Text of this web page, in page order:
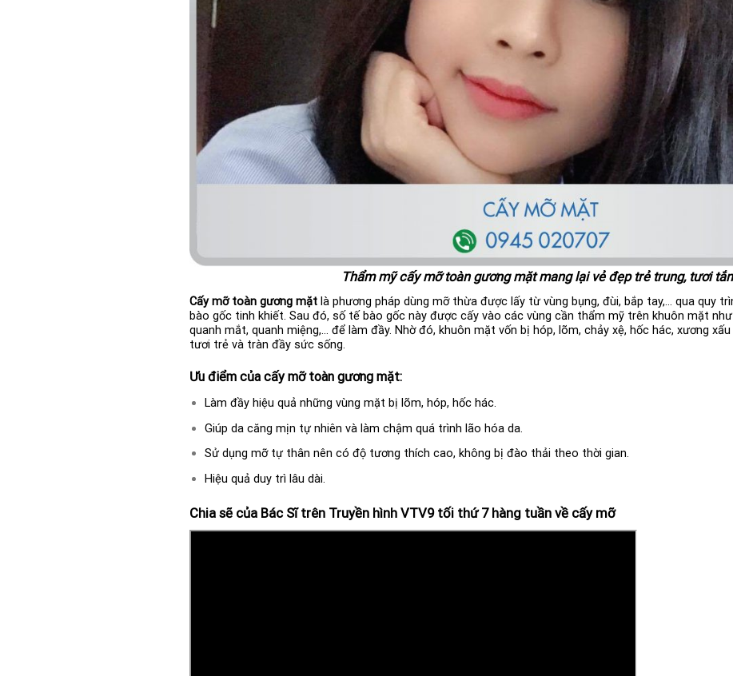
Thẩm mỹ cấy mỡ toàn gương mặt mang lại vẻ đẹp trẻ trung, tươi tắn
Cấy mỡ toàn gương mặt là phương pháp dùng mỡ thừa được lấy từ vùng bụng, đùi, bắp tay,… qua quy
bào gốc tinh khiết. Sau đó, số tế bào gốc này được cấy vào các vùng cần thẩm mỹ trên khuôn mặt
quanh mắt, quanh miệng,… để làm đầy. Nhờ đó, khuôn mặt vốn bị hóp, lõm, chảy xệ, hốc hác, xương
tươi trẻ và tràn đầy sức sống.
Ưu điểm của cấy mỡ toàn gương mặt:
Làm đầy hiệu quả những vùng mặt bị lõm, hóp, hốc hác.
Giúp da căng mịn tự nhiên và làm chậm quá trình lão hóa da.
Sử dụng mỡ tự thân nên có độ tương thích cao, không bị đào thải theo thời gian.
Hiệu quả duy trì lâu dài.
Chia sẽ của Bác Sĩ trên Truyền hình VTV9 tối thứ 7 hàng tuần về cấy mỡ